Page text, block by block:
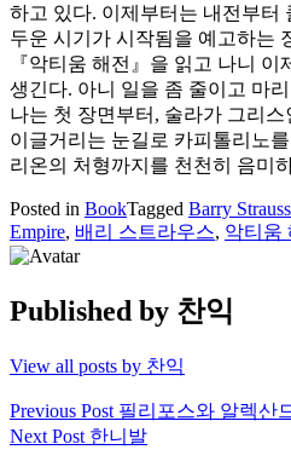
하고 있다. 이제부터는 내전부터
두운 시기가 시작됨을 예고하는
『악티움 해전』을 읽고 나니
생긴다. 아니 일을 좀 줄이고 마
나는 첫 장면부터, 술라가 그리
이글거리는 눈길로 카피톨리노
리온의 처형까지를 천천히 음미
Posted in BookTagged Barry Strauss
Empire, 배리 스트라우스, 악티움
Published by 찬익
View all posts by 찬익
Post
navigation
Previous Post 필리포스와 알렉산
Next Post 한니발